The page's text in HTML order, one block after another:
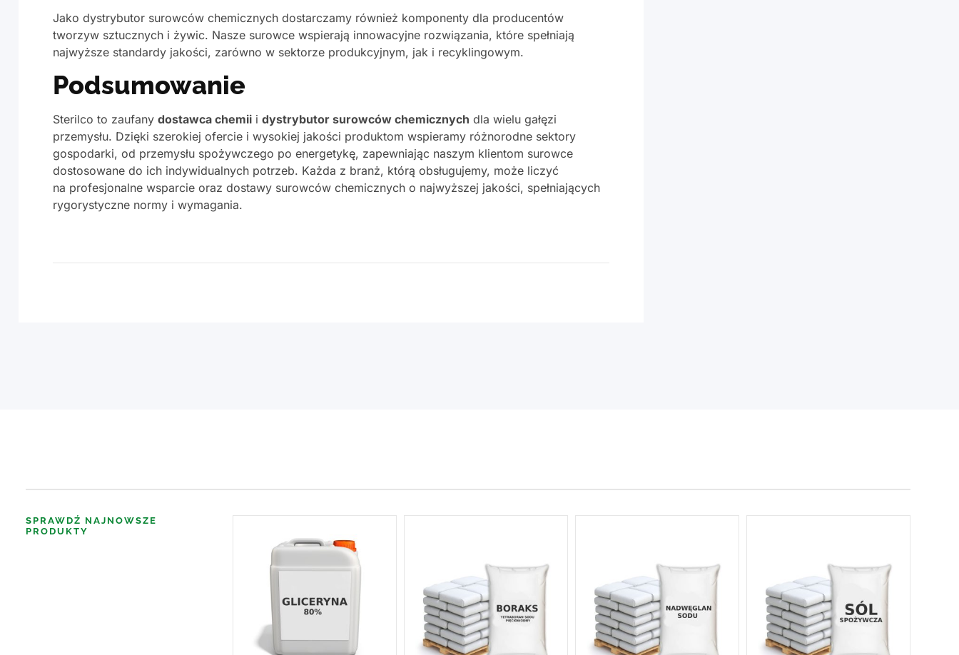
Jako dystrybutor surowców chemicznych dostarczamy również komponenty dla producentów
tworzyw sztucznych i żywic. Nasze surowce wspierają innowacyjne rozwiązania, które spełniają
najwyższe standardy jakości, zarówno w sektorze produkcyjnym, jak i recyklingowym.
Podsumowanie
Sterilco to zaufany dostawca chemii i dystrybutor surowców chemicznych dla wielu gałęzi
przemysłu. Dzięki szerokiej ofercie i wysokiej jakości produktom wspieramy różnorodne sektory
gospodarki, od przemysłu spożywczego po energetykę, zapewniając naszym klientom surowce
dostosowane do ich indywidualnych potrzeb. Każda z branż, którą obsługujemy, może liczyć
na profesjonalne wsparcie oraz dostawy surowców chemicznych o najwyższej jakości, spełniających
rygorystyczne normy i wymagania.
SPRAWDŹ NAJNOWSZE
PRODUKTY